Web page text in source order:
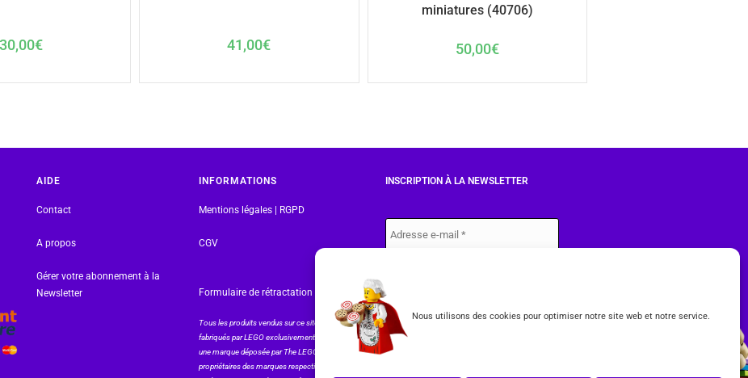
Nous utilisons des cookies pour optimiser notre site web et notre service.
30,00€ 41,00€
miniatures (40706)
50,00€
AIDE
Contact
A propos
Gérer votre abonnement à la
Newsletter
INFORMATIONS
Mentions légales | RGPD
CGV
Formulaire de rétractation
Tous les produits vendus sur ce site sont
fabriqués par LEGO exclusivement. LEGO® est
une marque déposée par The LEGO Group. Les
propriétaires des marques respectives citées
INSCRIPTION À LA NEWSLETTER